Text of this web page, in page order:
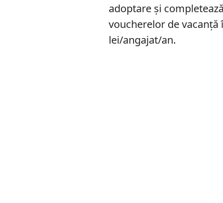
adoptare și
voucherelor de vacanţă
lei/angajat/an.